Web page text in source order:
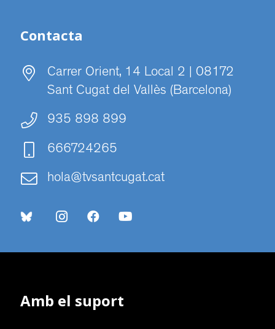
Contacta
Carrer Orient, 14 Local 2 | 08172
Sant Cugat del Vallès (Barcelona)
935 898 899
666724265
hola@tvsantcugat.cat
Amb el suport